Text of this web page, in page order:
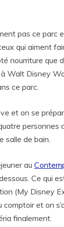
pas ce parc
qui aiment
nourriture que
Walt Disney
ce parc.
et on se
personnes
salle de bain.
au
Ce qui est
(My Disney
et on
finalement.